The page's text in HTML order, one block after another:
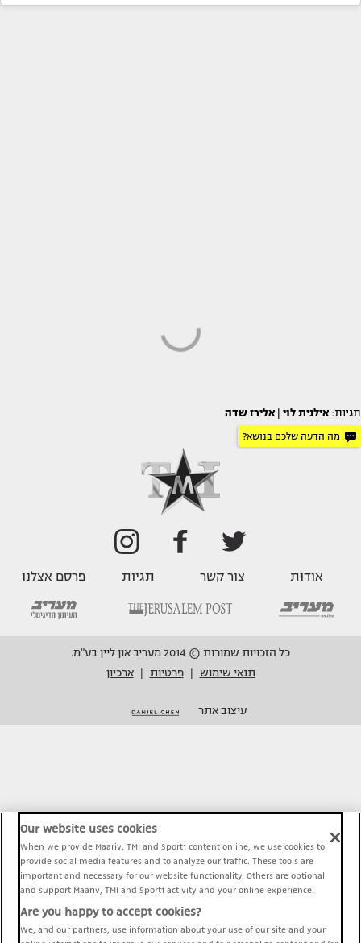
תגיות: אילנית לוי אלירז שדה
מה הדעה שלכם בנושא?
אודות צור קשר תגיות פרסם אצלנו
כל הזכויות שמורות © 2014 מעריב און ליין בע"מ.
תנאי שימוש
פרטיות ארכיון
עיצוב אתר
Our website uses cookies
When we provide Maariv, TMI and Sport1 content online, we use cookies to
provide social media features and to analyze our traffic. These tools are
important and necessary for our website functionality. Others are optional
and support Maariv, TMI and Sport1 activity and your online experience.
Are you happy to accept cookies?
We, and our partners, use information about your use of our site and your